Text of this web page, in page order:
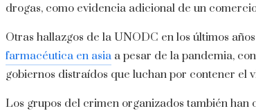
drogas, como evidencia adicional de un
Otras hallazgos de la UNODC en los últimos
farmacéutica en asia a pesar de la pandemia,
gobiernos distraídos que luchan por contener el
Los grupos del crimen organizados también